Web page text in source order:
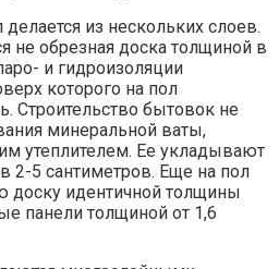
из нескольких слоев.
не обрезная доска толщиной в
и гидроизоляции
которого на пол
Строительство бытовок не
минеральной ваты,
утеплителем. Ее укладывают
2-5 сантиметров. Еще на пол
идентичной толщины
панели толщиной от 1,6